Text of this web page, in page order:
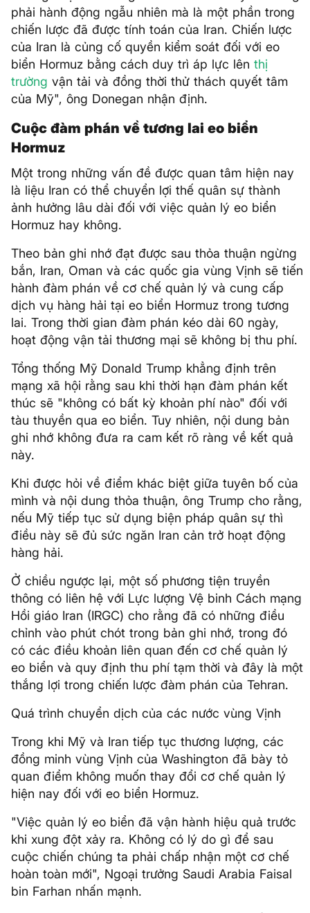
phải hành động ngẫu nhiên mà là một phần trong
chiến lược đã được tính toán của Iran. Chiến lược
của Iran là củng cố quyền kiểm soát đối với eo
biển Hormuz bằng cách duy trì áp lực lên thị
trường vận tải và đồng thời thử thách quyết tâm
của Mỹ", ông Donegan nhận định.
Cuộc đàm phán về tương lai eo biển
Hormuz
Một trong những vấn đề được quan tâm hiện nay
là liệu Iran có thể chuyển lợi thế quân sự thành
ảnh hưởng lâu dài đối với việc quản lý eo biển
Hormuz hay không.
Theo bản ghi nhớ đạt được sau thỏa thuận ngừng
bắn, Iran, Oman và các quốc gia vùng Vịnh sẽ tiến
hành đàm phán về cơ chế quản lý và cung cấp
dịch vụ hàng hải tại eo biển Hormuz trong tương
lai. Trong thời gian đàm phán kéo dài 60 ngày,
hoạt động vận tải thương mại sẽ không bị thu phí.
Tổng thống Mỹ Donald Trump khẳng định trên
mạng xã hội rằng sau khi thời hạn đàm phán kết
thúc sẽ "không có bất kỳ khoản phí nào" đối với
tàu thuyền qua eo biển. Tuy nhiên, nội dung bản
ghi nhớ không đưa ra cam kết rõ ràng về kết quả
này.
Khi được hỏi về điểm khác biệt giữa tuyên bố của
mình và nội dung thỏa thuận, ông Trump cho rằng,
nếu Mỹ tiếp tục sử dụng biện pháp quân sự thì
điều này sẽ đủ sức ngăn Iran cản trở hoạt động
hàng hải.
Ở chiều ngược lại, một số phương tiện truyền
thông có liên hệ với Lực lượng Vệ binh Cách mạng
Hồi giáo Iran (IRGC) cho rằng đã có những điều
chỉnh vào phút chót trong bản ghi nhớ, trong đó
có các điều khoản liên quan đến cơ chế quản lý
eo biển và quy định thu phí tạm thời và đây là một
thắng lợi trong chiến lược đàm phán của Tehran.
Quá trình chuyển dịch của các nước vùng Vịnh
Trong khi Mỹ và Iran tiếp tục thương lượng, các
đồng minh vùng Vịnh của Washington đã bày tỏ
quan điểm không muốn thay đổi cơ chế quản lý
hiện nay đối với eo biển Hormuz.
"Việc quản lý eo biển đã vận hành hiệu quả trước
khi xung đột xảy ra. Không có lý do gì để sau
cuộc chiến chúng ta phải chấp nhận một cơ chế
hoàn toàn mới", Ngoại trưởng Saudi Arabia Faisal
bin Farhan nhấn mạnh.